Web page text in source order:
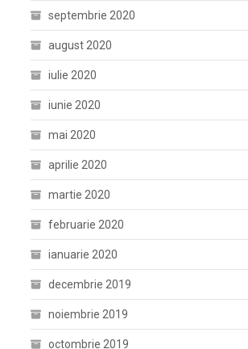
septembrie 2020
august 2020
iulie 2020
iunie 2020
mai 2020
aprilie 2020
martie 2020
februarie 2020
ianuarie 2020
decembrie 2019
noiembrie 2019
octombrie 2019